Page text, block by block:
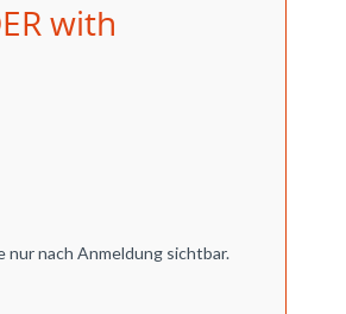
with
nur nach Anmeldung sichtbar.